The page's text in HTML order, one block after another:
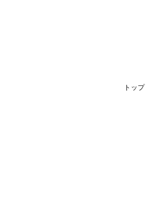
トップ